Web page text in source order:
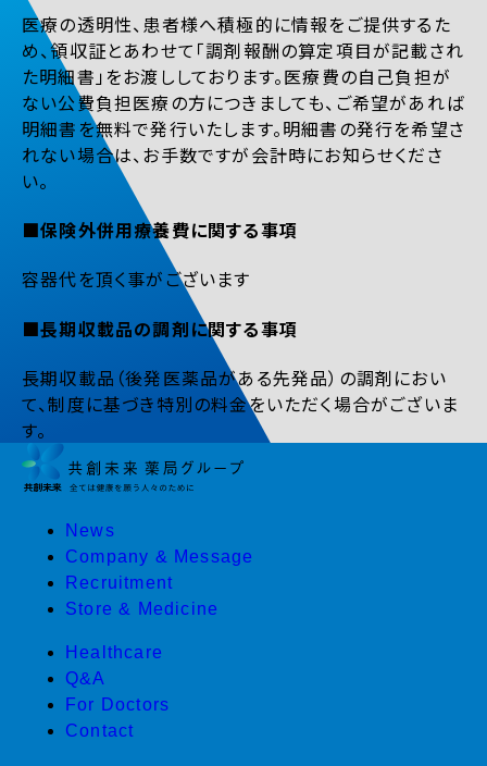
医療の透明性、患者様へ積極的に情報をご提供するた
め、領収証とあわせて「調剤報酬の算定項目が記載され
た明細書」をお渡ししております。医療費の自己負担が
ない公費負担医療の方につきましても、ご希望があれば
明細書を無料で発行いたします。明細書の発行を希望さ
れない場合は、お手数ですが会計時にお知らせくださ
い。
■保険外併用療養費に関する事項
容器代を頂く事がございます
■長期収載品の調剤に関する事項
長期収載品（後発医薬品がある先発品）の調剤におい
て、制度に基づき特別の料金をいただく場合がございま
す。
News
Company & Message
Recruitment
Store & Medicine
Healthcare
Q&A
For Doctors
Contact